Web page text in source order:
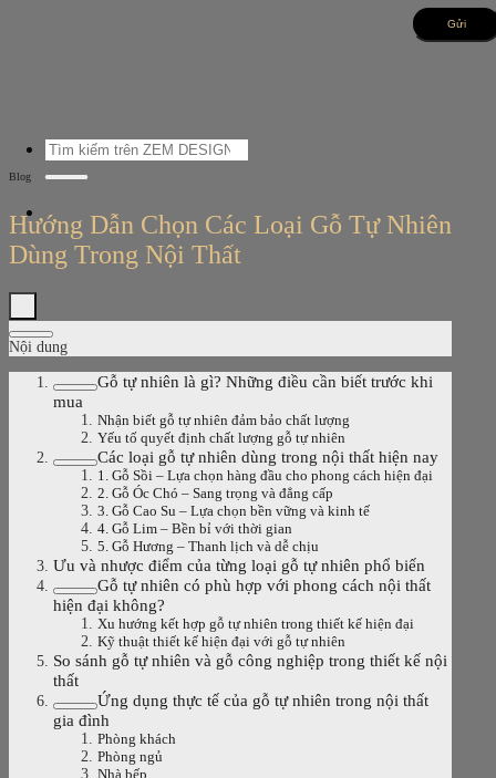
Tìm
kiếm:
Blog
Hướng Dẫn Chọn Các Loại Gỗ Tự Nhiên
Dùng Trong Nội Thất
Nội dung
Gỗ tự nhiên là gì? Những điều cần biết trước khi
mua
Nhận biết gỗ tự nhiên đảm bảo chất lượng
Yếu tố quyết định chất lượng gỗ tự nhiên
Các loại gỗ tự nhiên dùng trong nội thất hiện nay
1. Gỗ Sồi – Lựa chọn hàng đầu cho phong cách hiện đại
2. Gỗ Óc Chó – Sang trọng và đẳng cấp
3. Gỗ Cao Su – Lựa chọn bền vững và kinh tế
4. Gỗ Lim – Bền bỉ với thời gian
5. Gỗ Hương – Thanh lịch và dễ chịu
Ưu và nhược điểm của từng loại gỗ tự nhiên phổ biến
Gỗ tự nhiên có phù hợp với phong cách nội thất
hiện đại không?
Xu hướng kết hợp gỗ tự nhiên trong thiết kế hiện đại
Kỹ thuật thiết kế hiện đại với gỗ tự nhiên
So sánh gỗ tự nhiên và gỗ công nghiệp trong thiết kế nội
thất
Ứng dụng thực tế của gỗ tự nhiên trong nội thất
gia đình
Phòng khách
Phòng ngủ
Nhà bếp